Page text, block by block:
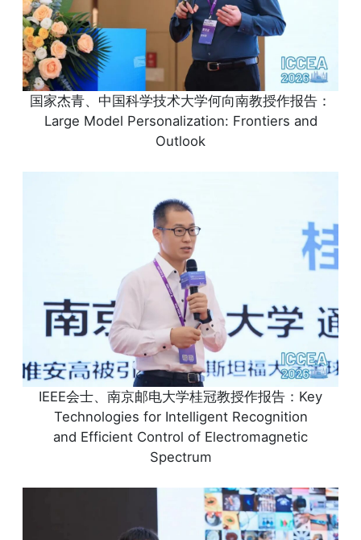
国家杰青、中国科学技术大学何向南教授作报告：
Large Model Personalization: Frontiers and
Outlook
IEEE会士、南京邮电大学桂冠教授作报告：Key
Technologies for Intelligent Recognition
and Efficient Control of Electromagnetic
Spectrum